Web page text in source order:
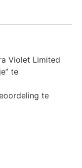
Violet Limited
te
te